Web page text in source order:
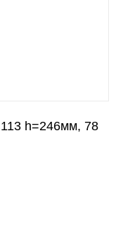
h=246мм, 78